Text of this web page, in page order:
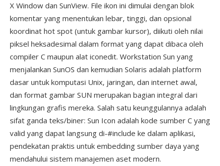
X Window dan SunView. File ikon ini dimulai dengan blok
komentar yang menentukan lebar, tinggi, dan opsional
koordinat hot spot (untuk gambar kursor), diikuti oleh nilai
piksel heksadesimal dalam format yang dapat dibaca oleh
compiler C maupun alat iconedit. Workstation Sun yang
menjalankan SunOS dan kemudian Solaris adalah platform
dasar untuk komputasi Unix, jaringan, dan internet awal,
dan format gambar SUN merupakan bagian integral dari
lingkungan grafis mereka. Salah satu keunggulannya adalah
sifat ganda teks/biner: Sun Icon adalah kode sumber C yang
valid yang dapat langsung di-#include ke dalam aplikasi,
pendekatan praktis untuk embedding sumber daya yang
mendahului sistem manajemen aset modern.